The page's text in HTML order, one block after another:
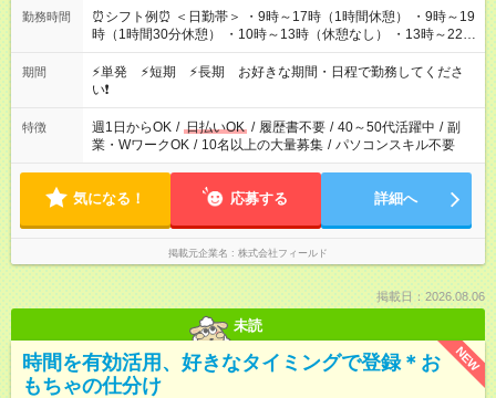
勤務時間
⏰シフト例⏰ ＜日勤帯＞ ・9時～17時（1時間休憩） ・9時～19
時（1時間30分休憩） ・10時～13時（休憩なし） ・13時～22時
（1時間休憩） ＜夜勤帯＞ ・22時～午前2時（休憩なし） ・23
時～午前7時（1時間休憩） ・午前0時～6時（休憩なし） ※案件
や日程により変動があります。 ※なるべく希望シフトに合うよ
う調整しております。
期間
⚡単発 ⚡短期 ⚡長期 お好きな期間・日程で勤務してくださ
い❗
特徴 週1日からOK / 日払いOK / 履歴書不要 / 40～50代活躍中 / 副
業・WワークOK / 10名以上の大量募集 / パソコンスキル不要
気になる！ 応募する 詳細へ
掲載元企業名 株式会社フィールド
掲載日：2026.08.06
未読
NEW
時間を有効活用、好きなタイミングで登録＊お
もちゃの仕分け